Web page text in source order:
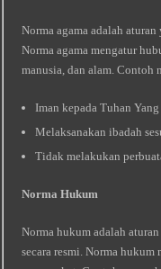
Norma agama adalah
Norma agama mengatur
manusia, dan alam. Contoh
Iman kepada Tuhan
Melaksanakan ibadah
Tidak melakukan
Norma Hukum
Norma hukum adalah
secara resmi. Norma